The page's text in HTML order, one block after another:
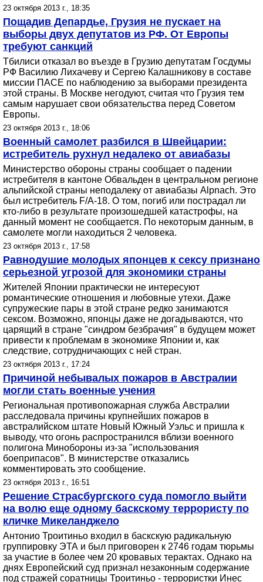
23 октября 2013 г., 18:35
Пощадив Депардье, Грузия не пускает на
выборы двух депутатов из РФ. От Европы
требуют санкций
Тбилиси отказал во въезде в Грузию депутатам Госдумы
РФ Василию Лихачеву и Сергею Калашникову в составе
миссии ПАСЕ по наблюдению за выборами президента
этой страны. В Москве негодуют, считая что Грузия тем
самым нарушает свои обязательства перед Советом
Европы.
23 октября 2013 г., 18:06
Военный самолет разбился в Швейцарии:
истребитель рухнул недалеко от авиабазы
Министерство обороны страны сообщает о падении
истребителя в кантоне Обвальден в центральном регионе
альпийской страны неподалеку от авиабазы Alpnach. Это
был истребитель F/A-18. О том, погиб или пострадал ли
кто-либо в результате произошедшей катастрофы, на
данный момент не сообщается. По некоторым данным, в
самолете могли находиться 2 человека.
23 октября 2013 г., 17:58
Равнодушие молодых японцев к сексу признано
серьезной угрозой для экономики страны
Жителей Японии практически не интересуют
романтические отношения и любовные утехи. Даже
супружеские пары в этой стране редко занимаются
сексом. Возможно, японцы даже не догадываются, что
царящий в стране "синдром безбрачия" в будущем может
привести к проблемам в экономике Японии и, как
следствие, сотрудничающих с ней стран.
23 октября 2013 г., 17:24
Причиной небывалых пожаров в Австралии
могли стать военные учения
Региональная противопожарная служба Австралии
расследовала причины крупнейших пожаров в
австралийском штате Новый Южный Уэльс и пришла к
выводу, что огонь распространился вблизи военного
полигона Минобороны из-за "использования
боеприпасов". В министерстве отказались
комментировать это сообщение.
23 октября 2013 г., 16:51
Решение Страсбургского суда помогло выйти
на волю еще одному баскскому террористу по
кличке Микеланджело
Антонио Троитиньо входил в баскскую радикальную
группировку ЭТА и был приговорен к 2746 годам тюрьмы
за участие в более чем 20 кровавых терактах. Однако на
днях Европейский суд признал незаконным содержание
под стражей соратницы Троитиньо - террористки Инес